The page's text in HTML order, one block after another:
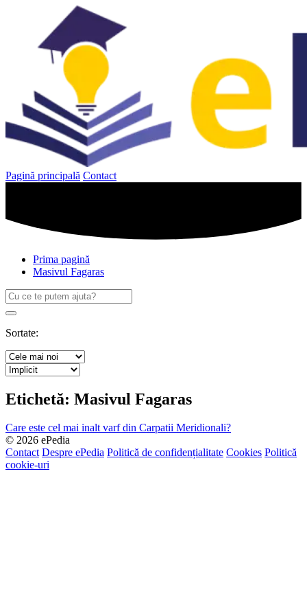
Pagină principală Contact
Prima pagină
Masivul Fagaras
Caută
după:
Search
Sortate:
Etichetă: Masivul Fagaras
Care este cel mai inalt varf din Carpatii Meridionali?
© 2026 ePedia
Contact Despre ePedia Politică de confidențialitate Cookies Politică
cookie-uri